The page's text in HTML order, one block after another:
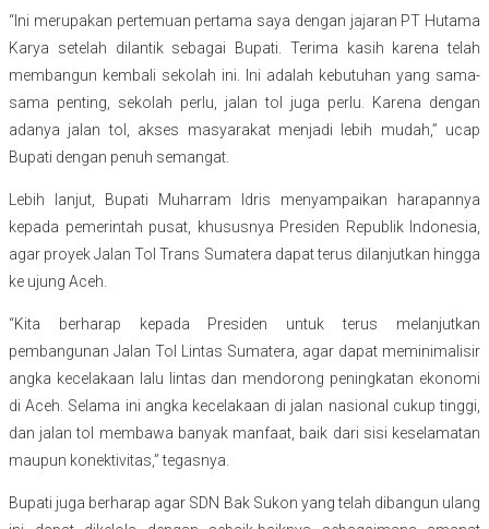
“Ini merupakan pertemuan pertama saya dengan jajaran PT Hutama
Karya setelah dilantik sebagai Bupati. Terima kasih karena telah
membangun kembali sekolah ini. Ini adalah kebutuhan yang sama-
sama penting, sekolah perlu, jalan tol juga perlu. Karena dengan
adanya jalan tol, akses masyarakat menjadi lebih mudah,” ucap
Bupati dengan penuh semangat.
Lebih lanjut, Bupati Muharram Idris menyampaikan harapannya
kepada pemerintah pusat, khususnya Presiden Republik Indonesia,
agar proyek Jalan Tol Trans Sumatera dapat terus dilanjutkan hingga
ke ujung Aceh.
“Kita berharap kepada Presiden untuk terus melanjutkan
pembangunan Jalan Tol Lintas Sumatera, agar dapat meminimalisir
angka kecelakaan lalu lintas dan mendorong peningkatan ekonomi
di Aceh. Selama ini angka kecelakaan di jalan nasional cukup tinggi,
dan jalan tol membawa banyak manfaat, baik dari sisi keselamatan
maupun konektivitas,” tegasnya.
Bupati juga berharap agar SDN Bak Sukon yang telah dibangun ulang